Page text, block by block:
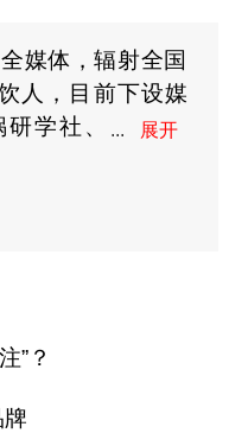
媒体，辐射全国
人，目前下设媒
学社、
”？